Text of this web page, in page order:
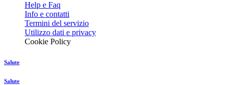
Help e Faq
Info e contatti
Termini del servizio
Utilizzo dati e privacy
Cookie Policy
Salute
Salute